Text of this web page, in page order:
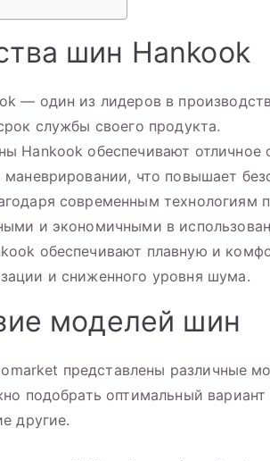
шин Hankook
— один из лидеров в
службы своего продукта.
Hankook обеспечивают
маневрировании, что повышает
современным технологиям
и экономичными в
обеспечивают плавную и
и сниженного уровня шума.
моделей шин
представлены различные
подобрать оптимальный вариант
другие.